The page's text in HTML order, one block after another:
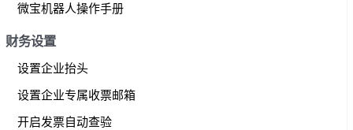
微宝机器人操作手册
财务设置
设置企业抬头
设置企业专属收票邮箱
开启发票自动查验